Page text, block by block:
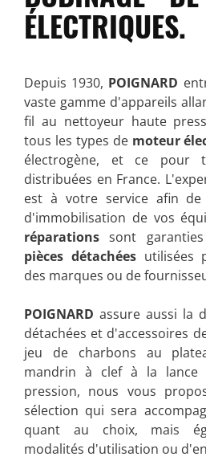
ÉLECTRIQUES.
Depuis 1930, POIGNARD
vaste gamme d'appareils
fil au nettoyeur haute
tous les types de moteur
électrogène, et ce pour
distribuées en France.
est à votre service afin
d'immobilisation de vos
réparations sont
pièces détachéesutilisées
des marques ou de
POIGNARD assure aussi la
détachées et d'accessoires
jeu de charbons au
mandrin à clef à la lance
pression, nous vous
sélection qui sera
quant au choix, mais
modalités d'utilisation ou